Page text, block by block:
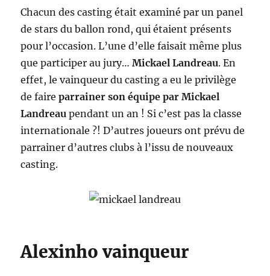
Chacun des casting était examiné par un panel
de stars du ballon rond, qui étaient présents
pour l’occasion. L’une d’elle faisait même plus
que participer au jury…Mickael Landreau. En
effet, le vainqueur du casting a eu le privilège
de faireparrainer son équipe par Mickael
Landreau pendant un an ! Si c’est pas la classe
internationale ?! D’autres joueurs ont prévu de
parrainer d’autres clubs à l’issu de nouveaux
casting.
Alexinho vainqueur